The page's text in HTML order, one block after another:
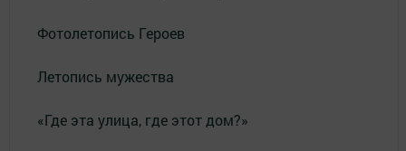
Фотолетопись Героев
Летопись мужества
«Где эта улица, где этот дом?»